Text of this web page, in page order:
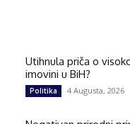
Utihnula priča o
imovini u BiH?
Politika 4 Augusta, 2026